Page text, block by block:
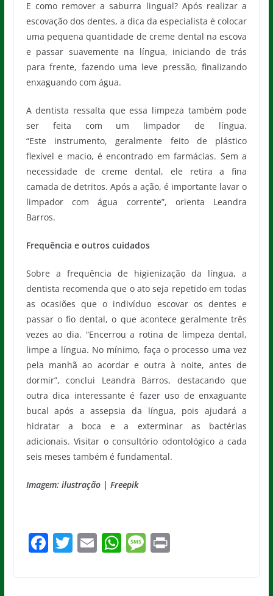
E como remover a saburra lingual? Após realizar a
escovação dos dentes, a dica da especialista é colocar
uma pequena quantidade de creme dental na escova
e passar suavemente na língua, iniciando de trás
para frente, fazendo uma leve pressão, finalizando
enxaguando com água.
A dentista ressalta que essa limpeza também pode
ser feita com um limpador de língua.
“Este instrumento, geralmente feito de plástico
flexível e macio, é encontrado em farmácias. Sem a
necessidade de creme dental, ele retira a fina
camada de detritos. Após a ação, é importante lavar o
limpador com água corrente”, orienta Leandra
Barros.
Frequência e outros cuidados
Sobre a frequência de higienização da língua, a
dentista recomenda que o ato seja repetido em todas
as ocasiões que o indivíduo escovar os dentes e
passar o fio dental, o que acontece geralmente três
vezes ao dia. “Encerrou a rotina de limpeza dental,
limpe a língua. No mínimo, faça o processo uma vez
pela manhã ao acordar e outra à noite, antes de
dormir”, conclui Leandra Barros, destacando que
outra dica interessante é fazer uso de enxaguante
bucal após a assepsia da língua, pois ajudará a
hidratar a boca e a exterminar as bactérias
adicionais. Visitar o consultório odontológico a cada
seis meses também é fundamental.
Imagem: ilustração | Freepik
F T E W M Pr